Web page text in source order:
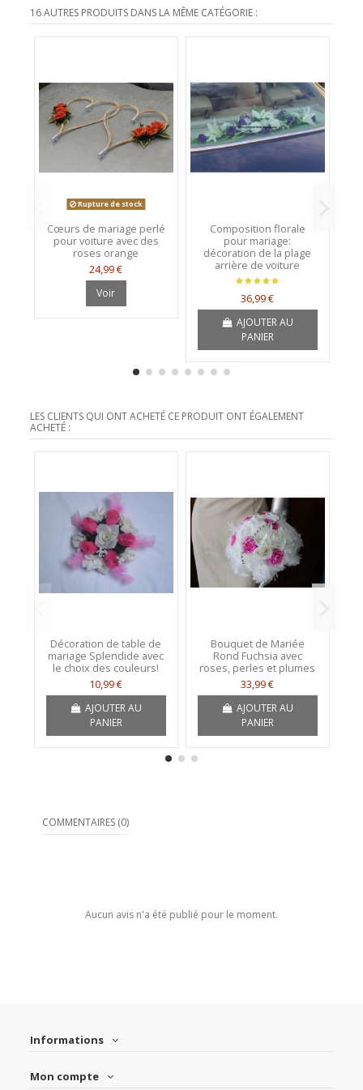
16 AUTRES PRODUITS DANS LA MÊME CATÉGORIE :
Rupture de stock
Cœurs de mariage perlé
pour voiture avec des
roses orange
24,99 €
Voir
Composition florale
pour mariage:
décoration de la plage
arrière de voiture
36,99 €
AJOUTER AU
PANIER
LES CLIENTS QUI ONT ACHETÉ CE PRODUIT ONT ÉGALEMENT
ACHETÉ :
Décoration de table de
mariage Splendide avec
le choix des couleurs!
10,99 €
AJOUTER AU
PANIER
Bouquet de Mariée
Rond Fuchsia avec
roses, perles et plumes
33,99 €
AJOUTER AU
PANIER
COMMENTAIRES (0)
Aucun avis n'a été publié pour le moment.
Informations
Mon compte